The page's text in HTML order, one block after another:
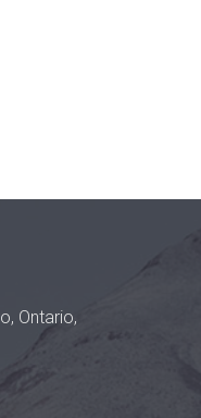
Ontario,